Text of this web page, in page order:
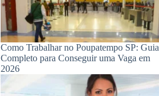
Como Trabalhar no Poupatempo SP: Guia
Completo para Conseguir uma Vaga em
2026